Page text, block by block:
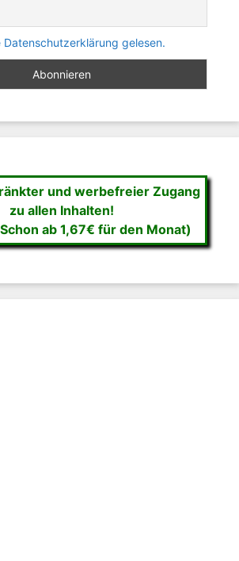
Datenschutzerklärung gelesen.
und werbefreier Zugang
zu allen Inhalten!
ab 1,67€ für den Monat)